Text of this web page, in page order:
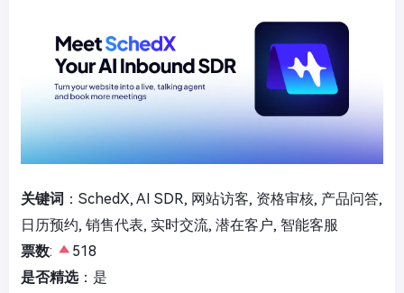
关键词 ：SchedX, AI SDR, 网站访客, 资格审核, 产品问答,
日历预约, 销售代表, 实时交流, 潜在客户, 智能客服
票数:
518
是否精选：是